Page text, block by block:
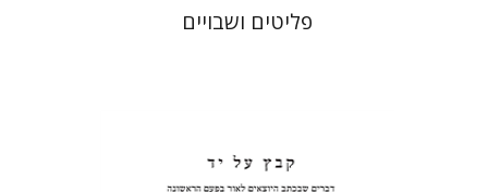
פליטים ושבויים
פנחס רוט